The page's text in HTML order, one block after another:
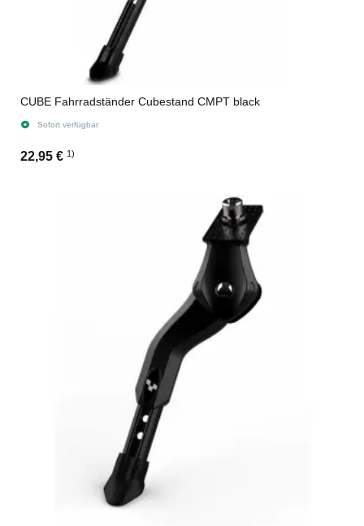
CUBE Fahrradständer Cubestand CMPT black
Sofort verfügbar
22,95 € 1)